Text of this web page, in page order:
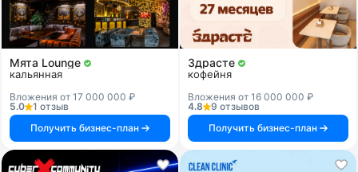
Мята Lounge
кальянная
Вложения от 17 000 000 ₽
5.0
1 отзыв
Получить бизнес-план
Здрасте
кофейня
Вложения от 16 000 000 ₽
4.8
9 отзывов
Получить бизнес-план